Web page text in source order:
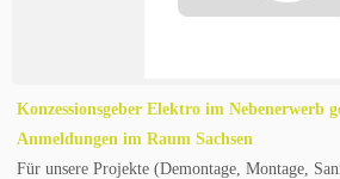
Konzessionsgeber Elektro im Nebenerwerb
Anmeldungen im Raum Sachsen
Für unsere Projekte (Demontage, Montage,